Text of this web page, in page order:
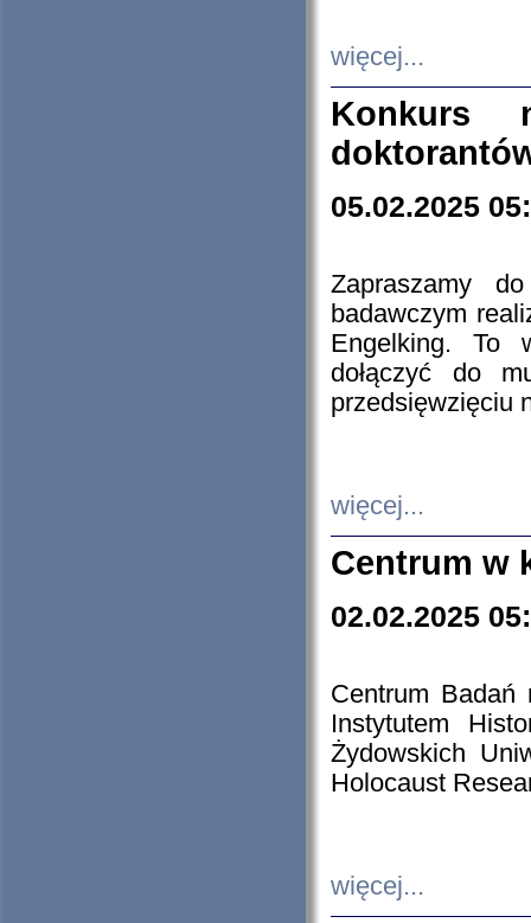
więcej...
Konkurs
05.02.2025
Zapraszamy
badawczym
Engelking. To
dołączyć do
przedsięwzięciu
więcej...
Centrum w
02.02.2025
Centrum Badań
Instytutem
Żydowskich
Holocaust
więcej...